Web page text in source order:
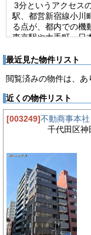
3分というアクセス
駅、都営新宿線小川
る点が、都内での機
東京駅や大手町、日
移動を日常的に必要
チや接待の場にも困
ーを基調とした外観
地しており、視認
フロア・ワンテナン
確保できる点も大
レを完備していま
アウトの自由度も
基、24時間利用可
ィ面でも安心です
るため、ITインフラ
式駐車場があるため
田セブンビルは、立
オフィスビルであり
最近見た物件リスト
閲覧済みの物件は、あ
近くの物件リスト
[003249]不動商事本
千代田区